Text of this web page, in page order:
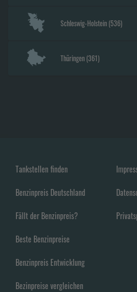
Schleswig-Holstein(536)
Thüringen(361)
Tankstellen finden
Benzinpreis Deutschland
Fällt der Benzinpreis?
Beste Benzinpreise
Benzinpreis Entwicklung
Bezinpreise vergleichen